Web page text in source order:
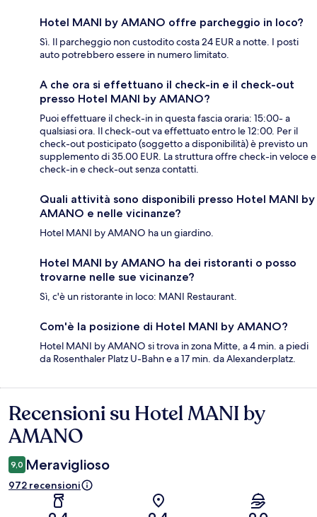
Hotel MANI by AMANO offre parcheggio in loco?
Sì. Il parcheggio non custodito costa 24 EUR a notte. I posti
auto potrebbero essere in numero limitato.
A che ora si effettuano il check-in e il check-out
presso Hotel MANI by AMANO?
Puoi effettuare il check-in in questa fascia oraria: 15:00- a
qualsiasi ora. Il check-out va effettuato entro le 12:00. Per il
check-out posticipato (soggetto a disponibilità) è previsto un
supplemento di 35.00 EUR. La struttura offre check-in veloce e
check-in e check-out senza contatti.
Quali attività sono disponibili presso Hotel MANI by
AMANO e nelle vicinanze?
Hotel MANI by AMANO ha un giardino.
Hotel MANI by AMANO ha dei ristoranti o posso
trovarne nelle sue vicinanze?
Sì, c'è un ristorante in loco: MANI Restaurant.
Com'è la posizione di Hotel MANI by AMANO?
Hotel MANI by AMANO si trova in zona Mitte, a 4 min. a piedi
da Rosenthaler Platz U-Bahn e a 17 min. da Alexanderplatz.
Recensioni
Recensioni su Hotel MANI by
AMANO
9,0 Meraviglioso
972 recensioni